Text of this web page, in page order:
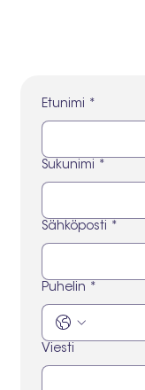
Etunimi *
Sukunimi *
Sähköposti *
Puhelin *
Viesti